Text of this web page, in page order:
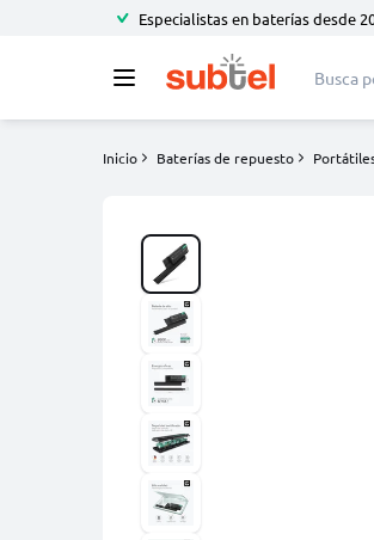
Especialistas en baterías desde
Inicio Baterías de repuesto